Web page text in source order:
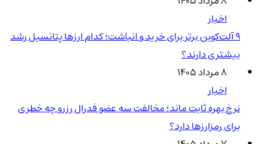
اخبار
۹ آلت‌کوین برتر برای خرید و انباشت؛ کدام ارزها پتانسیل رشد
بیشتری دارند؟
۸ مرداد ۱۴۰۵
اخبار
نرخ بهره ثابت ماند؛ مخالفت سه عضو فدرال رزرو چه خطری
برای رمزارزها دارد؟